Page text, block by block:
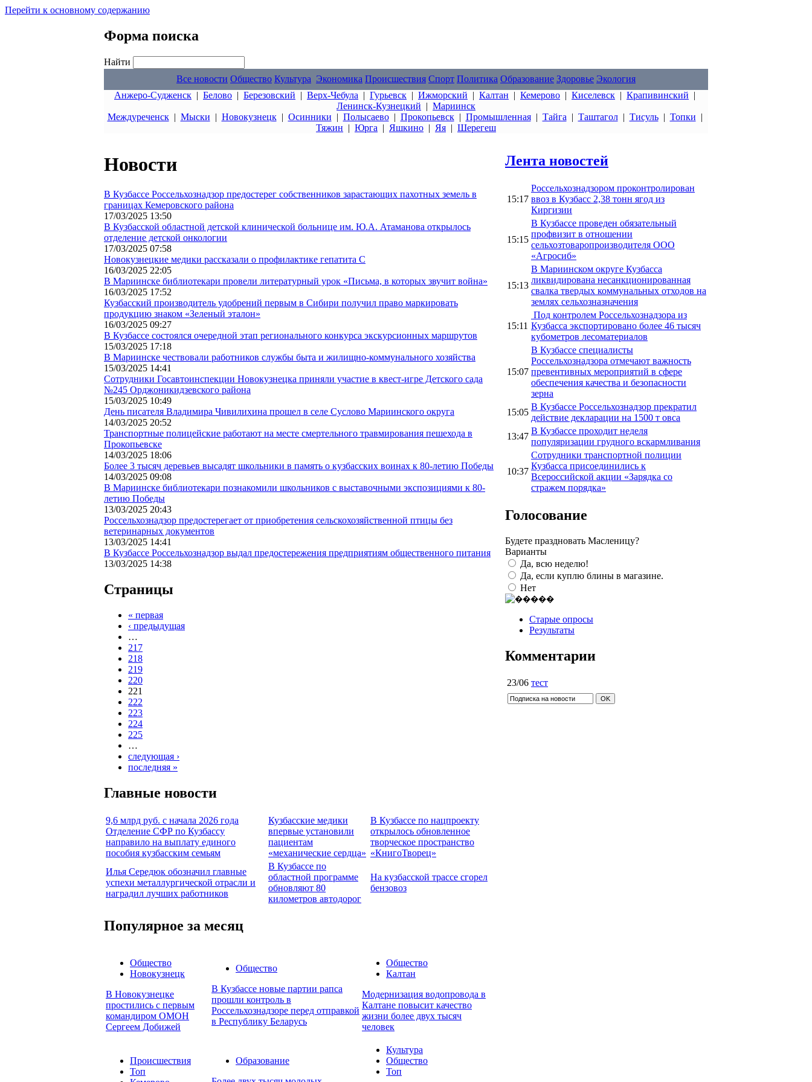
Перейти к основному содержанию
Форма поиска
Найти
Все новости Общество Культура Экономика Происшествия Спорт Политика Образование Здоровье Экология
Анжеро-Судженск | Белово | Березовский | Верх-Чебула | Гурьевск | Ижморский | Калтан | Кемерово | Киселевск | Крапивинский |
Ленинск-Кузнецкий | Мариинск
Междуреченск| Мыски | Новокузнецк| Осинники | Полысаево| Прокопьевск| Промышленная| Тайга | Таштагол| Тисуль| Топки |
Тяжин | Юрга | Яшкино | Яя | Шерегеш
Новости
В Кузбассе Россельхознадзор предостерег собственников зарастающих пахотных земель в
границах Кемеровского района
17/03/2025 13:50
В Кузбасской областной детской клинической больнице им. Ю.А. Атаманова открылось
отделение детской онкологии
17/03/2025 07:58
Новокузнецкие медики рассказали о профилактике гепатита С
16/03/2025 22:05
В Мариинске библиотекари провели литературный урок «Письма, в которых звучит война»
16/03/2025 17:52
Кузбасский производитель удобрений первым в Сибири получил право маркировать
продукцию знаком «Зеленый эталон»
16/03/2025 09:27
В Кузбассе состоялся очередной этап регионального конкурса экскурсионных маршрутов
15/03/2025 17:18
В Мариинске чествовали работников службы быта и жилищно-коммунального хозяйства
15/03/2025 14:41
Сотрудники Госавтоинспекции Новокузнецка приняли участие в квест-игре Детского сада
№245 Орджоникидзевского района
15/03/2025 10:49
День писателя Владимира Чивилихина прошел в селе Суслово Мариинского округа
14/03/2025 20:52
Транспортные полицейские работают на месте смертельного травмирования пешехода в
Прокопьевске
14/03/2025 18:06
Более 3 тысяч деревьев высадят школьники в память о кузбасских воинах к 80-летию Победы
14/03/2025 09:08
В Мариинске библиотекари познакомили школьников с выставочными экспозициями к 80-
летию Победы
13/03/2025 20:43
Россельхознадзор предостерегает от приобретения сельскохозяйственной птицы без
ветеринарных документов
13/03/2025 14:41
В Кузбассе Россельхознадзор выдал предостережения предприятиям общественного питания
13/03/2025 14:38
Страницы
« первая
‹ предыдущая
…
217
218
219
220
221
222
223
224
225
…
следующая ›
последняя »
Главные новости
9,6 млрд руб. с начала 2026 года
Отделение СФР по Кузбассу
направило на выплату единого
пособия кузбасским семьям
Кузбасские медики
впервые установили
пациентам
«механические сердца»
В Кузбассе по нацпроекту
открылось обновленное
творческое пространство
«КнигоТворец»
Илья Середюк обозначил главные
успехи металлургической отрасли и
наградил лучших работников
В Кузбассе по
областной программе
обновляют 80
километров автодорог
На кузбасской трассе сгорел
бензовоз
Популярное за месяц
Общество
Новокузнецк
В Новокузнецке
простились с первым
командиром ОМОН
Сергеем Добижей
Общество
В Кузбассе новые партии рапса
прошли контроль в
Россельхознадзоре перед отправкой
в Республику Беларусь
Общество
Калтан
Модернизация водопровода в
Калтане повысит качество
жизни более двух тысяч
человек
Происшествия
Топ
Образование
Культура
Общество
Топ
Лента новостей
15:17
Россельхознадзором проконтролирован
ввоз в Кузбасс 2,38 тонн ягод из
Киргизии
15:15
В Кузбассе проведен обязательный
профвизит в отношении
сельхозтоваропроизводителя ООО
«Агросиб»
15:13
В Мариинском округе Кузбасса
ликвидирована несанкционированная
свалка твердых коммунальных отходов на
землях сельхозназначения
15:11
Под контролем Россельхознадзора из
Кузбасса экспортировано более 46 тысяч
кубометров лесоматериалов
15:07
В Кузбассе специалисты
Россельхознадзора отмечают важность
превентивных мероприятий в сфере
обеспечения качества и безопасности
зерна
15:05
В Кузбассе Россельхознадзор прекратил
действие декларации на 1500 т овса
13:47
В Кузбассе проходит неделя
популяризации грудного вскармливания
10:37
Сотрудники транспортной полиции
Кузбасса присоединились к
Всероссийской акции «Зарядка со
стражем порядка»
Голосование
Будете праздновать Масленицу?
Варианты
Да, всю неделю!
Да, если куплю блины в магазине.
Нет
Старые опросы
Результаты
Комментарии
23/06 тест